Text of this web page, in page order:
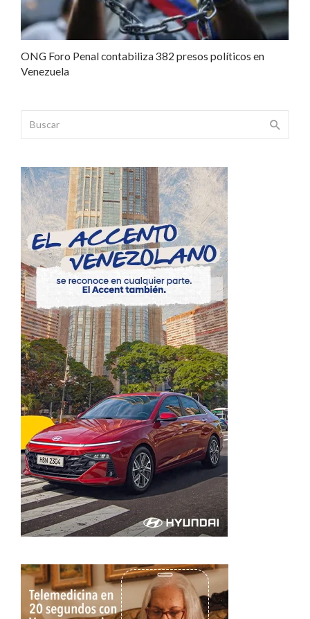
ONG Foro Penal contabiliza 382 presos políticos en
Venezuela